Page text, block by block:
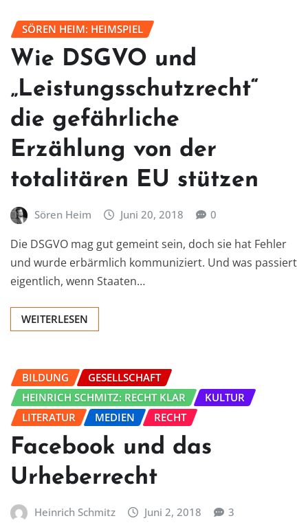
SÖREN HEIM: HEIMSPIEL
Wie DSGVO und
„Leistungsschutzrecht“
die gefährliche
Erzählung von der
totalitären EU stützen
Sören Heim Juni 20, 2018 0
Die DSGVO mag gut gemeint sein, doch sie hat Fehler
und wurde erbärmlich kommuniziert. Und was passiert
eigentlich, wenn Staaten…
WEITERLESEN
BILDUNG
GESELLSCHAFT
HEINRICH SCHMITZ: RECHT KLAR
KULTUR
LITERATUR
MEDIEN RECHT
Facebook und das
Urheberrecht
Heinrich Schmitz Juni 2, 2018 3